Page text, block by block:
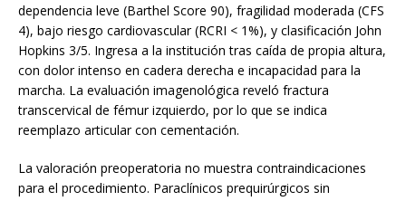
dependencia leve (Barthel Score 90), fragilidad moderada (CFS
4), bajo riesgo cardiovascular (RCRI < 1%), y clasificación John
Hopkins 3/5. Ingresa a la institución tras caída de propia altura,
con dolor intenso en cadera derecha e incapacidad para la
marcha. La evaluación imagenológica reveló fractura
transcervical de fémur izquierdo, por lo que se indica
reemplazo articular con cementación.
La valoración preoperatoria no muestra contraindicaciones
para el procedimiento. Paraclínicos prequirúrgicos sin